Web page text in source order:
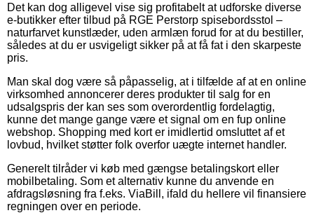
Det kan dog alligevel vise sig profitabelt at udforske diverse
e-butikker efter tilbud på RGE Perstorp spisebordsstol –
naturfarvet kunstlæder, uden armlæn forud for at du bestiller,
således at du er usvigeligt sikker på at få fat i den skarpeste
pris.
Man skal dog være så påpasselig, at i tilfælde af at en online
virksomhed annoncerer deres produkter til salg for en
udsalgspris der kan ses som overordentlig fordelagtig,
kunne det mange gange være et signal om en fup online
webshop. Shopping med kort er imidlertid omsluttet af et
lovbud, hvilket støtter folk overfor uægte internet handler.
Generelt tilråder vi køb med gængse betalingskort eller
mobilbetaling. Som et alternativ kunne du anvende en
afdragsløsning fra f.eks. ViaBill, ifald du hellere vil finansiere
regningen over en periode.